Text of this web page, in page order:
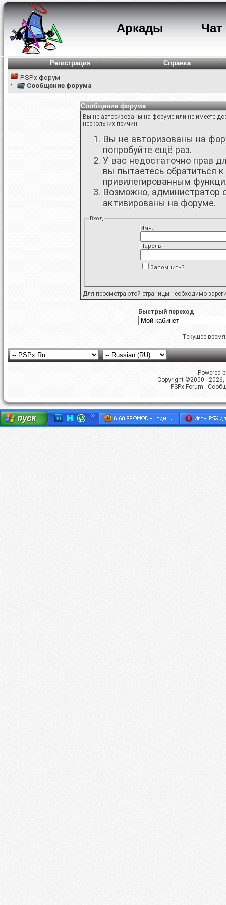
Аркады Чат
Регистрация
Справка
PSPx форум
Сообщение форума
Сообщение форума
Вы не авторизованы на форуме или не имеете
нескольких причин:
Вы не авторизованы на
попробуйте ещё раз.
У вас недостаточно прав
вы пытаетесь обратиться
привилегированным
Возможно, администратор
активированы на форуме.
Вход
Имя:
Пароль:
Запомнить?
Для просмотра этой страницы необходимо
Быстрый переход
Текущее
Powered
Copyright ©2000 -
PSPx Forum -